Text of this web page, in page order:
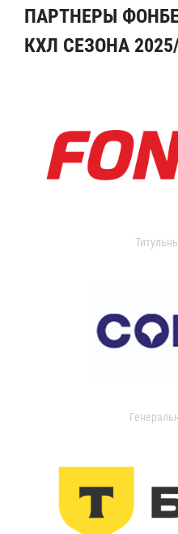
ПАРТНЕРЫ
КХЛ СЕЗОНА